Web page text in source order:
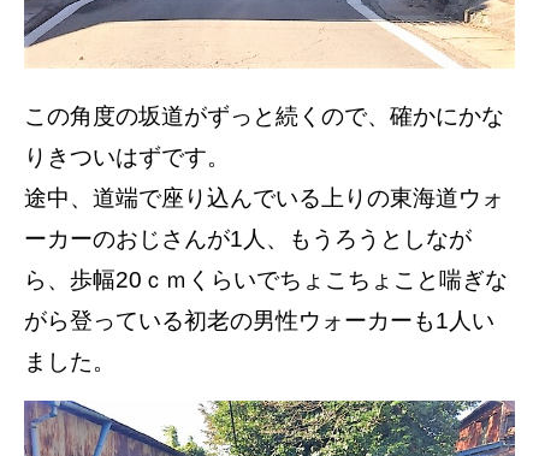
この角度の坂道がずっと続くので、確かにかな
りきついはずです。
途中、道端で座り込んでいる上りの東海道ウォ
ーカーのおじさんが1人、もうろうとしなが
ら、歩幅20ｃｍくらいでちょこちょこと喘ぎな
がら登っている初老の男性ウォーカーも1人い
ました。